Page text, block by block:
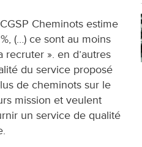
Cheminots estime
(…) ce sont au moins
». en d’autres
du service proposé
de cheminots sur le
mission et veulent
un service de qualité